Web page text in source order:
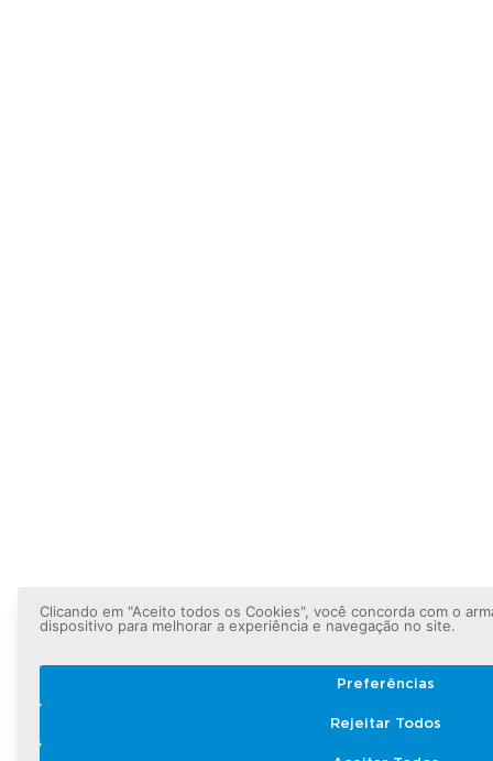
Clicando em "Aceito todos os Cookies", você concorda com o
dispositivo para melhorar a experiência e navegação no site.
Preferências
Rejeitar Todos